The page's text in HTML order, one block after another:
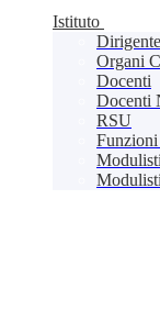
Istituto
Organi
Docenti
Docenti
RSU